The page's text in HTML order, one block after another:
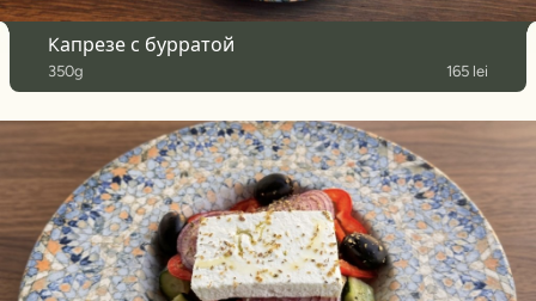
Kапрезе с бурратой
350g 165 lei